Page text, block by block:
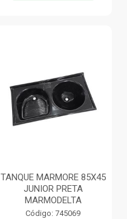
TANQUE MARMORE 85X45
JUNIOR PRETA
MARMODELTA
Código: 745069